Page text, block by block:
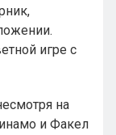
игре с
на
и Факел